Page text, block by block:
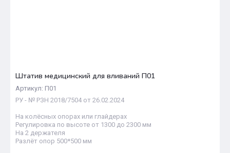
Штатив медицинский для вливаний П01
Артикул: П01
РУ - № РЗН 2018/7504 от 26.02.2024
На колёсных опорах или глайдерах
Регулировка по высоте от 1300 до 2300 мм
На 2 держателя
Разлёт опор 500*500 мм